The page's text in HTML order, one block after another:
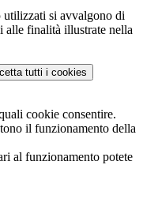
utilizzati si avvalgono di
alle finalità illustrate nella
tutti i cookies
cookie consentire.
il funzionamento della
al funzionamento potete